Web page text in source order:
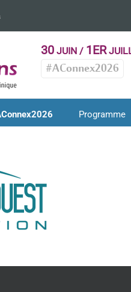
30 JUIN / 1ER
#AConnex2026
Programme